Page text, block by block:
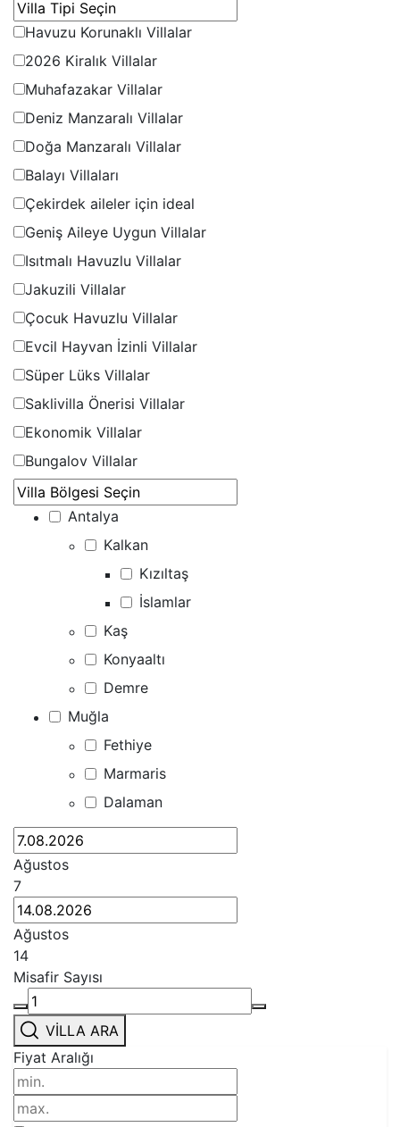
Havuzu Korunaklı Villalar
2026 Kiralık Villalar
Muhafazakar Villalar
Deniz Manzaralı Villalar
Doğa Manzaralı Villalar
Balayı Villaları
Çekirdek aileler için ideal
Geniş Aileye Uygun Villalar
Isıtmalı Havuzlu Villalar
Jakuzili Villalar
Çocuk Havuzlu Villalar
Evcil Hayvan İzinli Villalar
Süper Lüks Villalar
Saklivilla Önerisi Villalar
Ekonomik Villalar
Bungalov Villalar
Antalya
Kalkan
Kızıltaş
İslamlar
Kaş
Konyaaltı
Demre
Muğla
Fethiye
Marmaris
Dalaman
Ağustos
7
Ağustos
14
Misafir Sayısı
VILLA ARA
Fiyat Aralığı